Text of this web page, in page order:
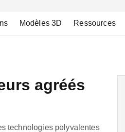
Modèles 3D Ressources
agréés
technologies polyvalentes